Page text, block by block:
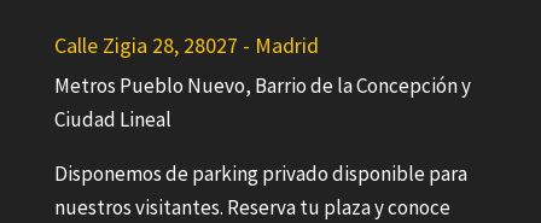
Calle Zigia 28, 28027 - Madrid
Metros Pueblo Nuevo, Barrio de la Concepción y
Ciudad Lineal
Disponemos de parking privado disponible para
nuestros visitantes. Reserva tu plaza y conoce